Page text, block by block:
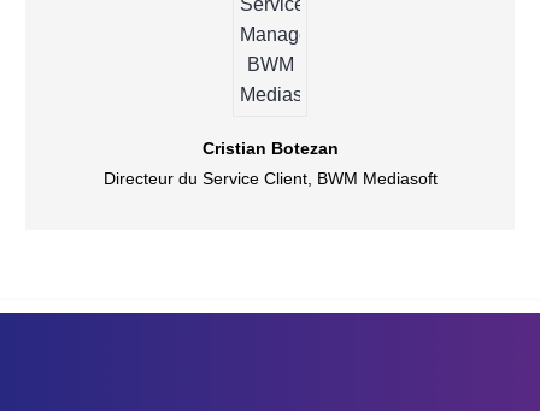
Cristian Botezan
Directeur du Service Client, BWM Mediasoft